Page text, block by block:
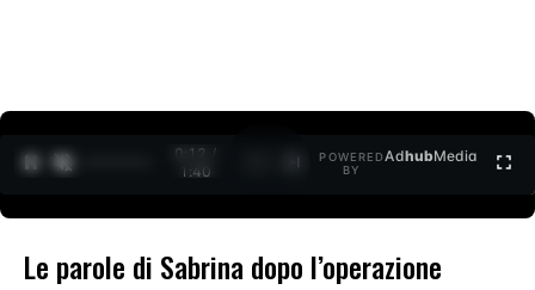
0:12 /
1:40
POWERED
BY
AdhubMedia
Le parole di Sabrina dopo l’operazione